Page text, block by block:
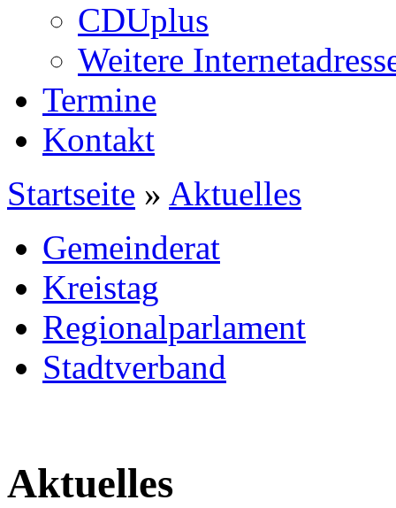
CDUplus
Weitere
Termine
Kontakt
Startseite » Aktuelles
Gemeinderat
Kreistag
Regionalparlament
Stadtverband
Aktuelles